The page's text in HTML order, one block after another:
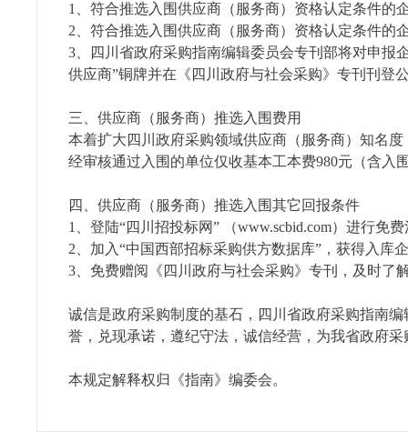
1、符合推选入围供应商（服务商）资格认定条件
2、符合推选入围供应商（服务商）资格认定条件
3、四川省政府采购指南编辑委员会专刊部将对申报
供应商”铜牌并在《四川政府与社会采购》专刊刊登
三、供应商（服务商）推选入围费用
本着扩大四川政府采购领域供应商（服务商）知名
经审核通过入围的单位仅收基本工本费980元（含入
四、供应商（服务商）推选入围其它回报条件
1、登陆“四川招投标网” （www.scbid.com）进行免
2、加入“中国西部招标采购供方数据库”，获得入库
3、免费赠阅《四川政府与社会采购》专刊，及时了
诚信是政府采购制度的基石，四川省政府采购指南
誉，兑现承诺，遵纪守法，诚信经营，为我省政府
本规定解释权归《指南》编委会。